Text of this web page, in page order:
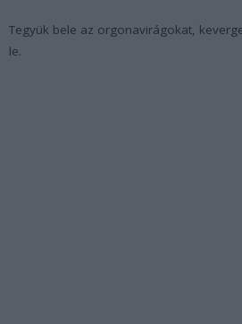
Tegyük bele az orgonavirágokat,
le.